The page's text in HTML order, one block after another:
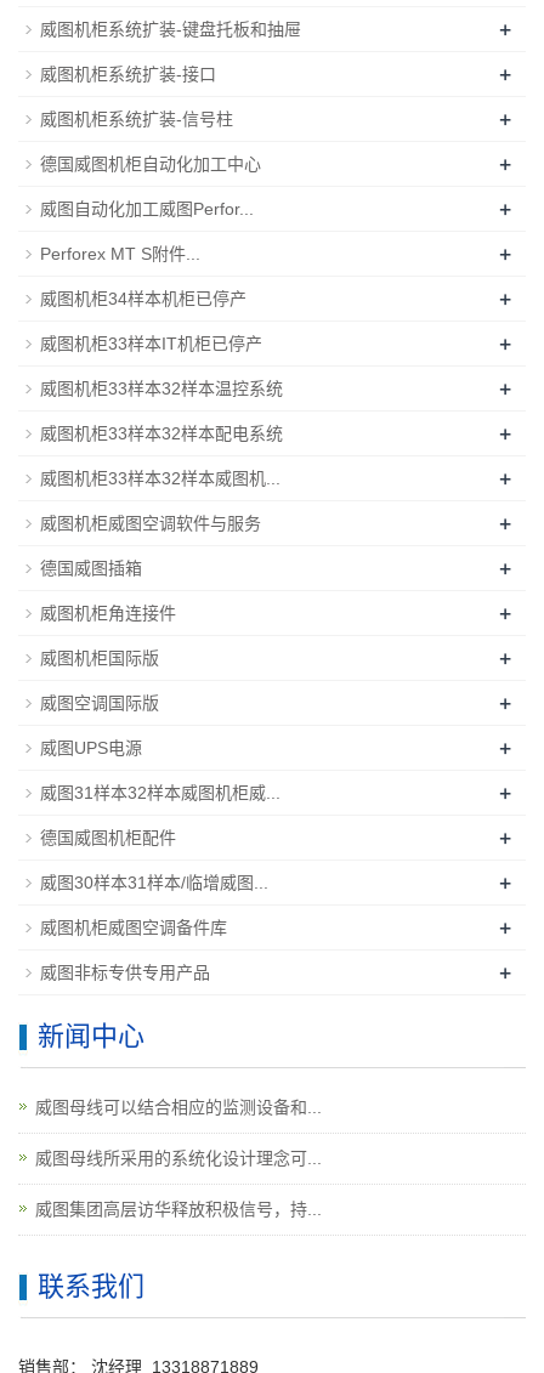
威图机柜系统扩装-键盘托板和抽屉 +
威图机柜系统扩装-接口 +
威图机柜系统扩装-信号柱 +
德国威图机柜自动化加工中心 +
威图自动化加工威图Perfor... +
Perforex MT S附件... +
威图机柜34样本机柜已停产 +
威图机柜33样本IT机柜已停产 +
威图机柜33样本32样本温控系统 +
威图机柜33样本32样本配电系统 +
威图机柜33样本32样本威图机... +
威图机柜威图空调软件与服务 +
德国威图插箱 +
威图机柜角连接件 +
威图机柜国际版 +
威图空调国际版 +
威图UPS电源 +
威图31样本32样本威图机柜威... +
德国威图机柜配件 +
威图30样本31样本/临增威图... +
威图机柜威图空调备件库 +
威图非标专供专用产品 +
新闻中心
威图母线可以结合相应的监测设备和...
威图母线所采用的系统化设计理念可...
威图集团高层访华释放积极信号，持...
联系我们
销售部： 沈经理 13318871889